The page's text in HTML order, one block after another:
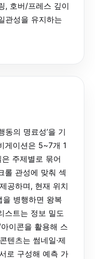
, 호버/프레스 깊이
관성을 유지하는
동의 명료성’을 기
게이션은 5~7개 1
주제별로 묶어
롤 관성에 맞춰 섹
공하며, 현재 위치
병행하면 왕복
스트는 정보 밀도
이콘을 활용해 스
텐츠는 썸네일·제
로 구성해 예측 가